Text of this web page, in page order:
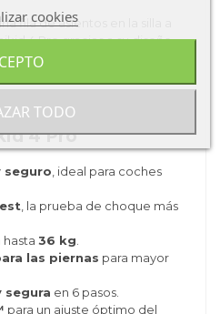
de la Axkid
4 Pro
seguro , ideal para coches
, la prueba de choque más
36 kg
las piernas para mayor
segura en 6 pasos.
para un ajuste óptimo del
cookies
TODO